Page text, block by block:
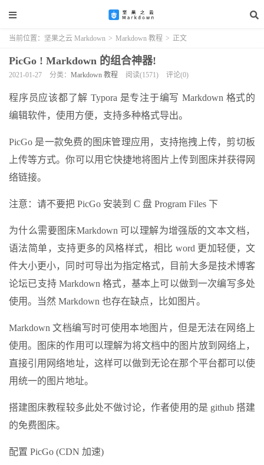
当前位置： 坚果之云 Markdown > Markdown 教程 > 正文
PicGo ! Markdown 的组合神器!
2021-01-27 分类： Markdown 教程 阅读(1571) 评论(0)
程序员应该都了解 Typora 是专注于编写 Markdown 格式的
编辑软件，使用方便，支持多种格式导出。
PicGo 是一款免费的图床管理应用，支持拖拽上传，剪切板
上传等方式。你可以用它快捷地将图片上传到图床并获得网
络链接。
注意：请不要把 PicGo 安装到 C 盘 Program Files 下
为什么需要图床Markdown 可以理解为增强版的文本文档，
语法简单，支持更多的风格样式，相比 word 更加轻便，文
件大小更小，同时可导出为指定格式，目前大多是技术博客
论坛已支持 Markdown 格式，基本上可以做到一次编写多处
使用。当然 Markdown 也存在缺点，比如图片。
Markdown 文档编写时可使用本地图片，但是无法在网络上
使用。图床的作用可以理解为将文档中的图片放到网络上，
直接引用网络地址，这样可以做到无论在那个平台都可以使
用统一的图片地址。
搭建图床教程较多此处不做讨论，作者使用的是 github 搭建
的免费图床。
配置 PicGo (CDN 加速)